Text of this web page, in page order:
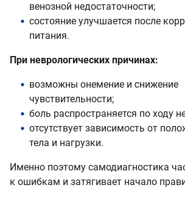
венозной недостаточности;
состояние улучшается после
питания.
При неврологических причинах:
возможны онемение и снижение
чувствительности;
боль распространяется по ходу
отсутствует зависимость от
тела и нагрузки.
Именно поэтому самодиагностика
к ошибкам и затягивает начало